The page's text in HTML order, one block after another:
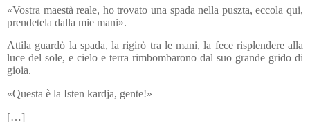
«Vostra maestà reale, ho trovato una spada nella puszta, eccola qui,
prendetela dalla mie mani».
Attila guardò la spada, la rigirò tra le mani, la fece risplendere alla
luce del sole, e cielo e terra rimbombarono dal suo grande grido di
gioia.
«Questa è la Isten kardja, gente!»
[…]